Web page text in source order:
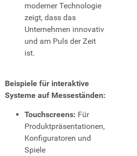
moderner Technologie
zeigt, dass das
Unternehmen innovativ
und am Puls der Zeit
ist.
Beispiele für interaktive
Systeme auf Messeständen:
Touchscreens: Für
Produktpräsentationen,
Konfiguratoren und
Spiele